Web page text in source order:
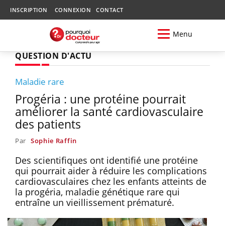
INSCRIPTION CONNEXION CONTACT
Menu
QUESTION D'ACTU
Maladie rare
Progéria : une protéine pourrait
améliorer la santé cardiovasculaire
des patients
Par Sophie Raffin
Des scientifiques ont identifié une protéine
qui pourrait aider à réduire les complications
cardiovasculaires chez les enfants atteints de
la progéria, maladie génétique rare qui
entraîne un vieillissement prématuré.